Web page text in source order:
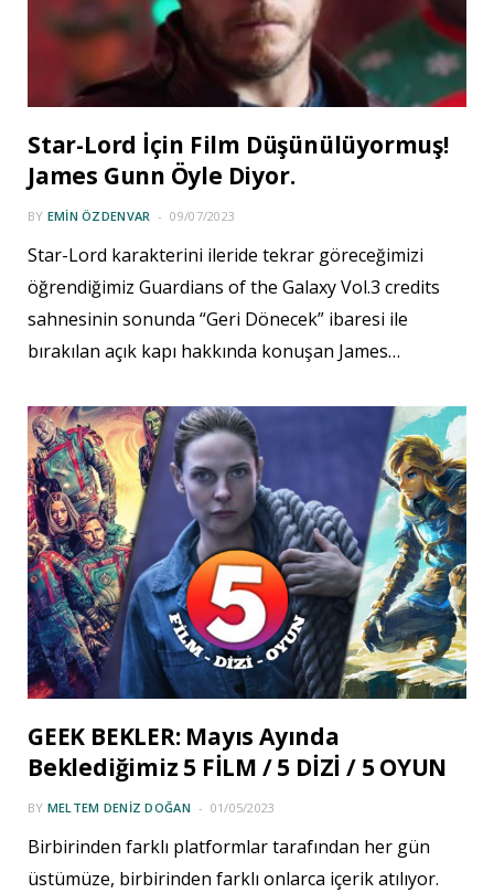
Star-Lord İçin Film Düşünülüyormuş!
James Gunn Öyle Diyor.
BY EMIN ÖZDENVAR 09/07/2023
Star-Lord karakterini ileride tekrar göreceğimizi
öğrendiğimiz Guardians of the Galaxy Vol.3 credits
sahnesinin sonunda “Geri Dönecek” ibaresi ile
bırakılan açık kapı hakkında konuşan James…
GEEK BEKLER: Mayıs Ayında
Beklediğimiz 5 FİLM / 5 DİZİ / 5 OYUN
BY MELTEM DENIZ DOĞAN 01/05/2023
Birbirinden farklı platformlar tarafından her gün
üstümüze, birbirinden farklı onlarca içerik atılıyor.